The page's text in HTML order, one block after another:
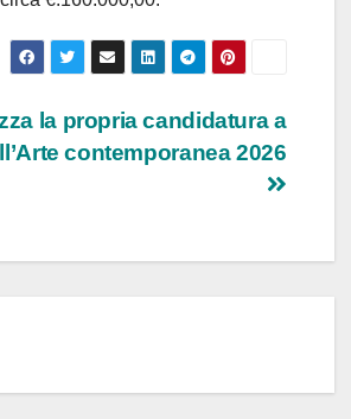
la propria candidatura a
contemporanea 2026